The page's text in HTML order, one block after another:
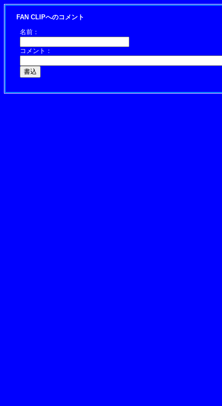
FAN CLIPへのコメント
名前：
コメント：